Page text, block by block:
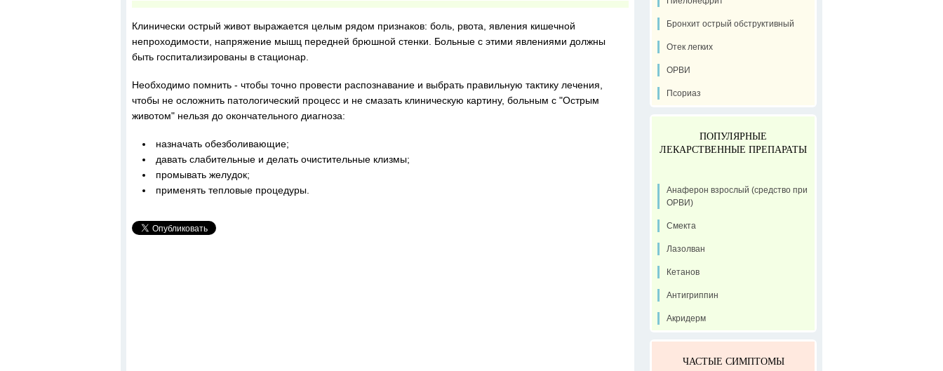
Клинически острый живот выражается целым рядом признаков: боль, рвота, явления кишечной
непроходимости, напряжение мышц передней брюшной стенки. Больные с этими явлениями должны
быть госпитализированы в стационар.
Необходимо помнить - чтобы точно провести распознавание и выбрать правильную тактику лечения,
чтобы не осложнить патологический процесс и не смазать клиническую картину, больным с "Острым
животом" нельзя до окончательного диагноза:
назначать обезболивающие;
давать слабительные и делать очистительные клизмы;
промывать желудок;
применять тепловые процедуры.
Бронхит острый обструктивный
Отек легких
ОРВИ
Псориаз
ПОПУЛЯРНЫЕ
ЛЕКАРСТВЕННЫЕ ПРЕПАРАТЫ
Анаферон взрослый (средство при
ОРВИ)
Смекта
Лазолван
Кетанов
Антигриппин
Акридерм
ЧАСТЫЕ СИМПТОМЫ